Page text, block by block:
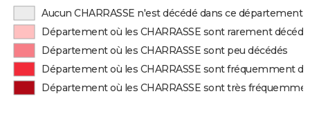
Aucun CHARRASSE n'est décédé dans ce département
Département où les CHARRASSE sont rarement
Département où les CHARRASSE sont peu décédés
Département où les CHARRASSE sont fréquemment
Département où les CHARRASSE sont très